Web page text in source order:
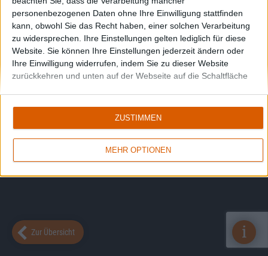
personenbezogenen Daten ohne Ihre Einwilligung stattfinden
kann, obwohl Sie das Recht haben, einer solchen Verarbeitung
zu widersprechen. Ihre Einstellungen gelten lediglich für diese
Website. Sie können Ihre Einstellungen jederzeit ändern oder
Ihre Einwilligung widerrufen, indem Sie zu dieser Website
zurückkehren und unten auf der Webseite auf die Schaltfläche
MEHR OPTIONEN
ZUSTIMMEN
Zur Übersicht i